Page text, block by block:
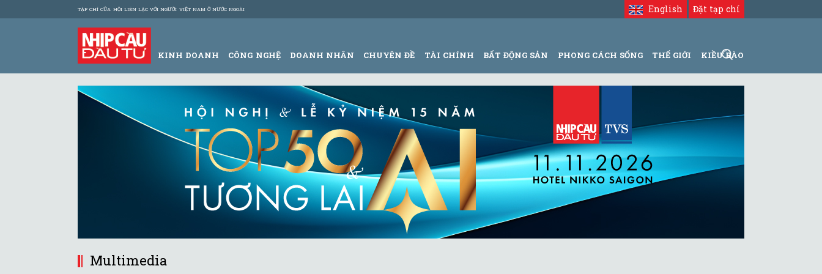
TẠP CHÍ CỦA HỘI LIÊN LẠC VỚI NGƯỜI VIỆT NAM Ở NƯỚC NGOÀI Đặt tạp chí
English
KINH DOANH CÔNG NGHỆ DOANH NHÂN CHUYÊN ĐỀ TÀI CHÍNH BẤT ĐỘNG SẢN PHONG CÁCH SỐNG THẾ GIỚI KIỀU BÀO
Multimedia